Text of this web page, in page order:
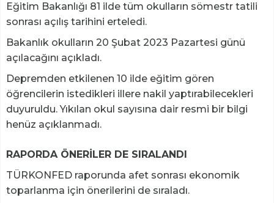
Eğitim Bakanlığı 81 ilde tüm okulların sömestr tatili
sonrası açılış tarihini erteledi.
Bakanlık okulların 20 Şubat 2023 Pazartesi günü
açılacağını açıkladı.
Depremden etkilenen 10 ilde eğitim gören
öğrencilerin istedikleri illere nakil yaptırabilecekleri
duyuruldu. Yıkılan okul sayısına dair resmi bir bilgi
henüz açıklanmadı.
RAPORDA ÖNERİLER DE SIRALANDI
TÜRKONFED raporunda afet sonrası ekonomik
toparlanma için önerilerini de sıraladı.